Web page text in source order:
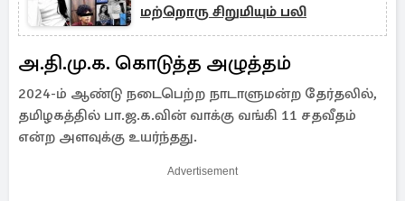
மற்றொரு சிறுமியும் பலி
அ.தி.மு.க. கொடுத்த அழுத்தம்
2024-ம் ஆண்டு நடைபெற்ற நாடாளுமன்ற தேர்தலில்,
தமிழகத்தில் பா.ஜ.க.வின் வாக்கு வங்கி 11 சதவீதம்
என்ற அளவுக்கு உயர்ந்தது.
Advertisement